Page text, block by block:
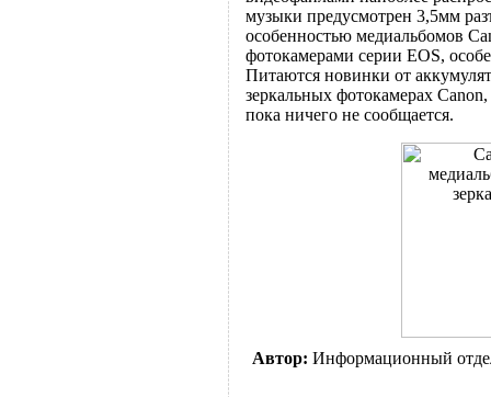
музыки предусмотрен 3,5мм
особенностью медиальбомов
фотокамерами серии EOS,
Питаются новинки от
зеркальных фотокамерах
пока ничего не сообщается.
Автор: Информационный